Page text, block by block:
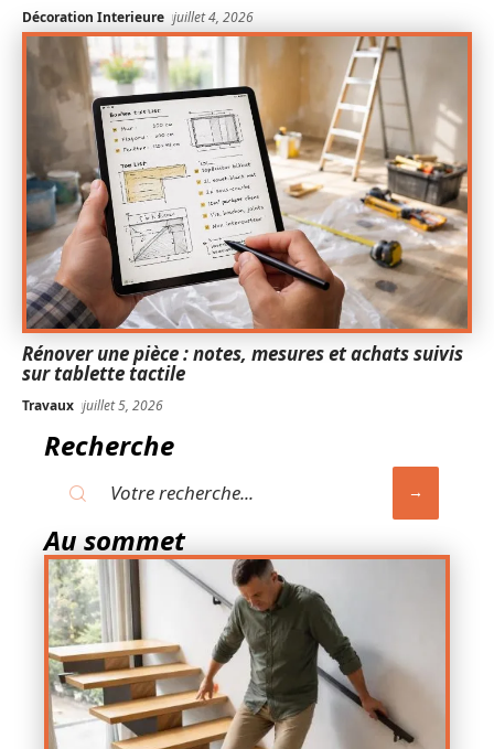
Décoration Interieure juillet 4, 2026
Rénover une pièce : notes, mesures et achats suivis
sur tablette tactile
Travaux juillet 5, 2026
Recherche
Au sommet